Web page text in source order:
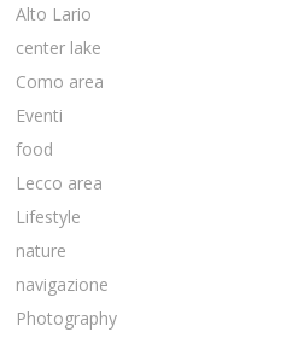
Alto Lario
center lake
Como area
Eventi
food
Lecco area
Lifestyle
nature
navigazione
Photography